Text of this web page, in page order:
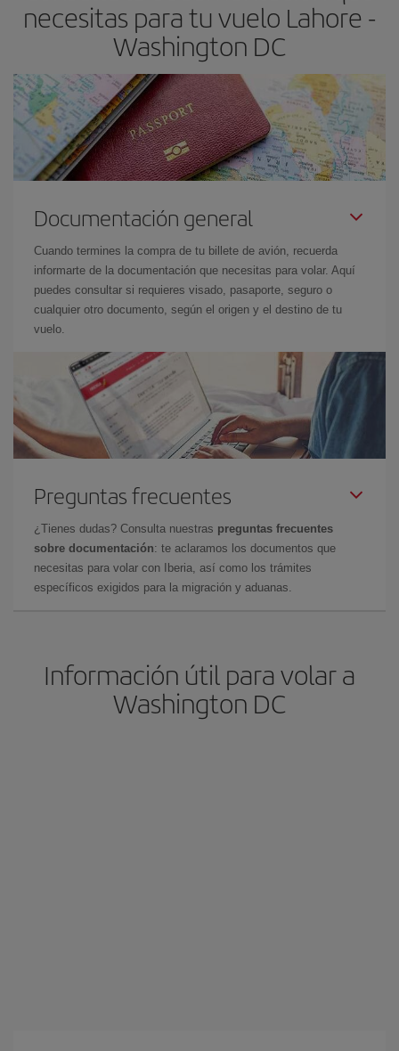
necesitas para tu vuelo Lahore -
Washington DC
Documentación general
Cuando termines la compra de tu billete de avión, recuerda
informarte de la documentación que necesitas para volar. Aquí
puedes consultar si requieres visado, pasaporte, seguro o
cualquier otro documento, según el origen y el destino de tu
vuelo.
Preguntas frecuentes
¿Tienes dudas? Consulta nuestras preguntas frecuentes
sobre documentación: te aclaramos los documentos que
necesitas para volar con Iberia, así como los trámites
específicos exigidos para la migración y aduanas.
Información útil para volar a
Washington DC